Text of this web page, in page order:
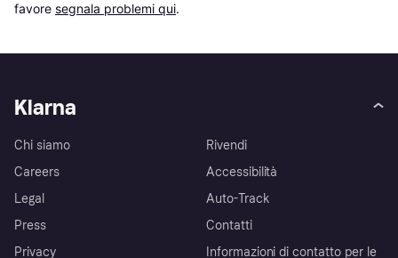
favore segnala problemi qui.
Klarna
Chi siamo
Careers
Legal
Press
Privacy
Rivendi
Accessibilità
Auto-Track
Contatti
Informazioni di contatto per le